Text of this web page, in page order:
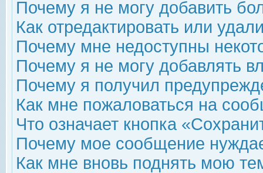
Почему я не могу добавить
Как отредактировать или
Почему мне недоступны
Почему я не могу добавлять
Почему я получил
Как мне пожаловаться на
Что означает кнопка
Почему мое сообщение
Как мне вновь поднять мою